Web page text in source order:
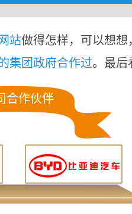
站做得怎样，可以想
集团政府合作过。最后
合作伙伴